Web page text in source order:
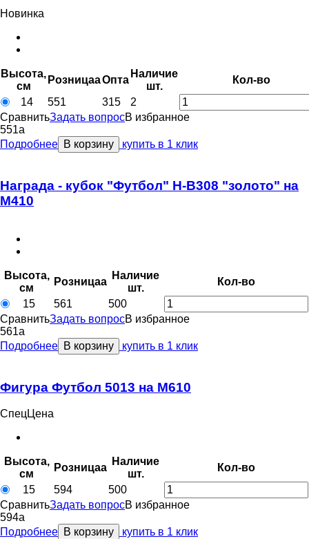
Новинка
Высота,
см
РозницаaОптa
Наличие
шт.
Кол-во
14
551 315
2
СравнитьЗадать вопросВ избранное
551a
Подробнее В корзину купить в 1 клик
Награда - кубок "Футбол" Н-В308 "золото" на
М410
Высота,
см
Розницаa
Наличие
шт.
Кол-во
15
561
500
СравнитьЗадать вопросВ избранное
561a
Подробнее В корзину купить в 1 клик
Фигура Футбол 5013 на M610
СпецЦена
Высота,
см
Розницаa
Наличие
шт.
Кол-во
15
594
500
СравнитьЗадать вопросВ избранное
594a
Подробнее В корзину купить в 1 клик